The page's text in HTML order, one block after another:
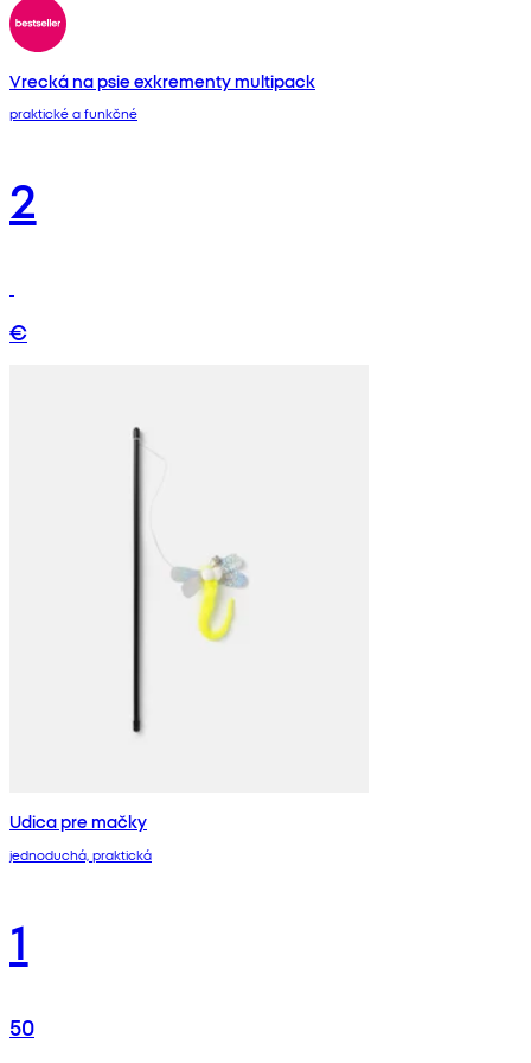
Vrecká na psie exkrementy multipack
praktické a funkčné
2
€
Udica pre mačky
jednoduchá, praktická
1
50